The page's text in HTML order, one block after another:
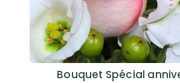
Bouquet Spécial